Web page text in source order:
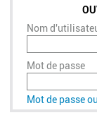
Nom
Mot de passe
Mot de passe